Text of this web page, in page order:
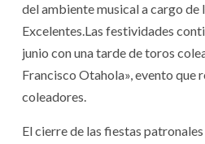
del ambiente musical a cargo de
Excelentes.‎‎Las festividades
junio con una tarde de toros
Francisco Otahola», evento que
coleadores.
‎‎El cierre de las fiestas